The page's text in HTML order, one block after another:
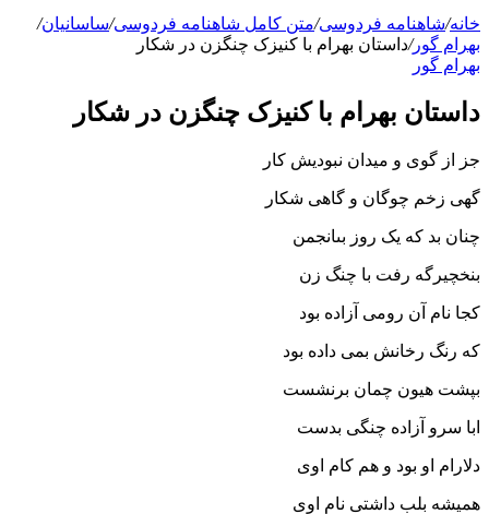
برای
خانه/شاهنامه فردوسی/متن کامل شاهنامه فردوسی/ساسانیان/
بهرام گور/داستان بهرام با کنیزک چنگ‏زن در شکار
بهرام گور
داستان بهرام با کنیزک چنگ‏زن در شکار
جز از گوى و میدان نبودیش کار
گهى زخم چوگان و گاهى شکار
چنان بد که یک روز بى‏انجمن
بنخچیرگه رفت با چنگ زن‏
کجا نام آن رومى آزاده بود
که رنگ رخانش بمى داده بود
بپشت هیون چمان برنشست
ابا سرو آزاده چنگى بدست‏
دلارام او بود و هم کام اوى
همیشه بلب داشتى نام اوى‏